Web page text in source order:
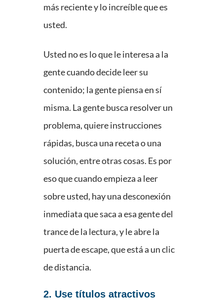
más reciente y lo increíble que es
usted.
Usted no es lo que le interesa a la
gente cuando decide leer su
contenido; la gente piensa en sí
misma. La gente busca resolver un
problema, quiere instrucciones
rápidas, busca una receta o una
solución, entre otras cosas. Es por
eso que cuando empieza a leer
sobre usted, hay una desconexión
inmediata que saca a esa gente del
trance de la lectura, y le abre la
puerta de escape, que está a un clic
de distancia.
2. Use títulos atractivos